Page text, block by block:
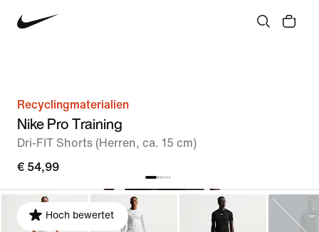
Recyclingmaterialien
Nike Pro Training
Dri-FIT Shorts (Herren, ca. 15 cm)
€ 54,99
Hoch bewertet